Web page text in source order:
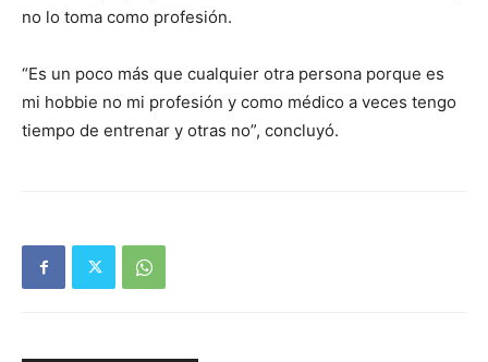
no lo toma como profesión.
“Es un poco más que cualquier otra persona porque es
mi hobbie no mi profesión y como médico a veces tengo
tiempo de entrenar y otras no”, concluyó.